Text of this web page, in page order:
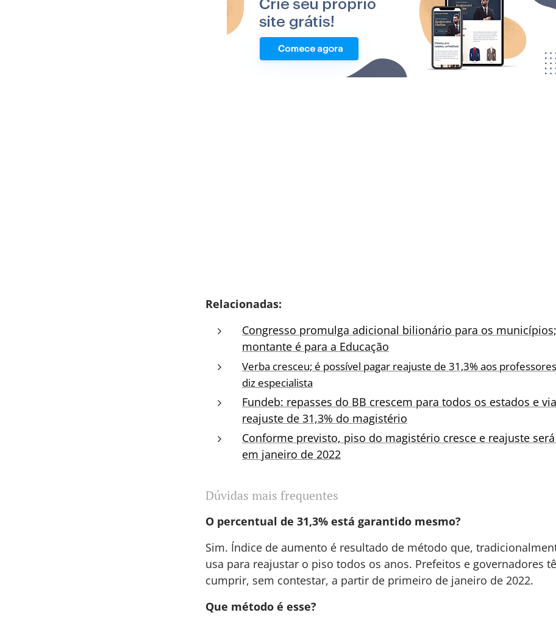
Relacionadas:
Congresso promulga adicional bilionário para os
montante é para a Educação
Verba cresceu; é possível pagar reajuste de 31,3% aos
diz especialista
Fundeb: repasses do BB crescem para todos os estados e
reajuste de 31,3% do magistério
Conforme previsto, piso do magistério cresce e reajuste será
em janeiro de 2022
Dúvidas mais frequentes
O percentual de 31,3% está garantido mesmo?
Sim. Índice de aumento é resultado de método que,
usa para reajustar o piso todos os anos. Prefeitos e governadores
cumprir, sem contestar, a partir de primeiro de janeiro de 2022.
Que método é esse?